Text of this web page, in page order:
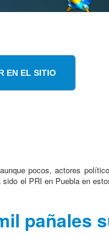
EN EL SITIO
pocos, actores
el PRI en Puebla en
pañales